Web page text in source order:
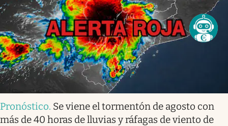
Pronóstico. Se viene el tormentón de agosto con
más de 40 horas de lluvias y ráfagas de viento de